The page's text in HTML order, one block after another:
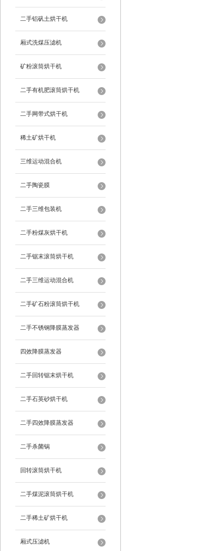
二手铝矾土烘干机
厢式洗煤压滤机
矿粉滚筒烘干机
二手有机肥滚筒烘干机
二手网带式烘干机
稀土矿烘干机
三维运动混合机
二手陶瓷膜
二手三维包装机
二手粉煤灰烘干机
二手锯末滚筒烘干机
二手三维运动混合机
二手矿石粉滚筒烘干机
二手不锈钢降膜蒸发器
四效降膜蒸发器
二手回转锯末烘干机
二手石英砂烘干机
二手四效降膜蒸发器
二手杀菌锅
回转滚筒烘干机
二手煤泥滚筒烘干机
二手稀土矿烘干机
厢式压滤机